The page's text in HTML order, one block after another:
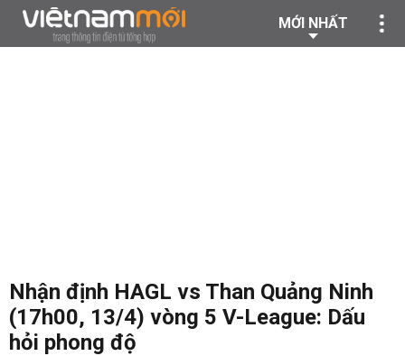
MỚI NHẤT
Nhận định HAGL vs Than Quảng Ninh
(17h00, 13/4) vòng 5 V-League: Dấu
hỏi phong độ